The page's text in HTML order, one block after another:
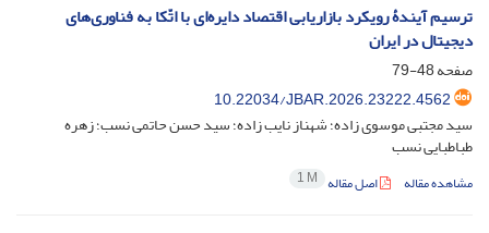
ترسیم آیندۀ رویکرد بازاریابی اقتصاد دایره‌ای با اتّکا به فناوری‌های
دیجیتال در ایران
صفحه48-79
10.22034/JBAR.2026.23222.4562
سید مجتبی موسوی زاده؛ شهناز نایب زاده؛ سید حسن حاتمی نسب؛ زهره
طباطبایی نسب
مشاهده مقاله اصل مقاله 1 M